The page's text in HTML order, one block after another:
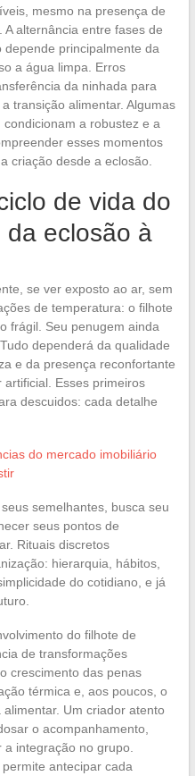
mesmo na presença de
alternância entre fases de
principalmente da
a água limpa. Erros
da ninhada para
transição alimentar. Algumas
a robustez e a
esses momentos
criação desde a eclosão.
de vida do
eclosão à
se ver exposto ao ar, sem
de temperatura: o filhote
frágil. Seu penugem ainda
dependerá da qualidade
e da presença reconfortante
Esses primeiros
descuidos: cada detalhe
do mercado imobiliário
semelhantes, busca seu
seus pontos de
Rituais discretos
hierarquia, hábitos,
do cotidiano, e já
do filhote de
de transformações
crescimento das penas
térmica e, aos poucos, o
Um criador atento
o acompanhamento,
integração no grupo.
antecipar cada